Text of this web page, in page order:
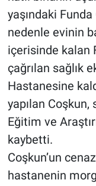
yaşındaki
nedenle evinin
içerisinde kalan
çağrılan sağlık
Hastanesine
yapılan
Eğitim ve
kaybetti.
Coşkun’un
hastanenin